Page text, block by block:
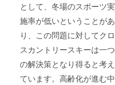
として、冬場のスポーツ実
施率が低いということがあ
り、この問題に対してクロ
スカントリースキーは一つ
の解決策となり得ると考え
ています。高齢化が進む中